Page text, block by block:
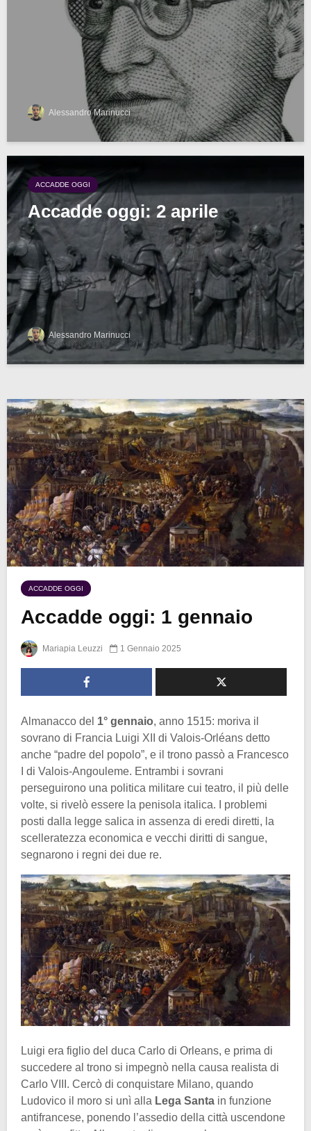
Alessandro Marinucci
ACCADDE OGGI
Accadde oggi: 2 aprile
Alessandro Marinucci
ACCADDE OGGI
Accadde oggi: 1 gennaio
Mariapia Leuzzi 1 Gennaio 2025
Almanacco del 1° gennaio, anno 1515: moriva il
sovrano di Francia Luigi XII di Valois-Orléans detto
anche “padre del popolo”, e il trono passò a Francesco
I di Valois-Angouleme. Entrambi i sovrani
perseguirono una politica militare cui teatro, il più delle
volte, si rivelò essere la penisola italica. I problemi
posti dalla legge salica in assenza di eredi diretti, la
scelleratezza economica e vecchi diritti di sangue,
segnarono i regni dei due re.
Luigi era figlio del duca Carlo di Orleans, e prima di
succedere al trono si impegnò nella causa realista di
Carlo VIII. Cercò di conquistare Milano, quando
Ludovico il moro si unì alla Lega Santa in funzione
antifrancese, ponendo l’assedio della città uscendone